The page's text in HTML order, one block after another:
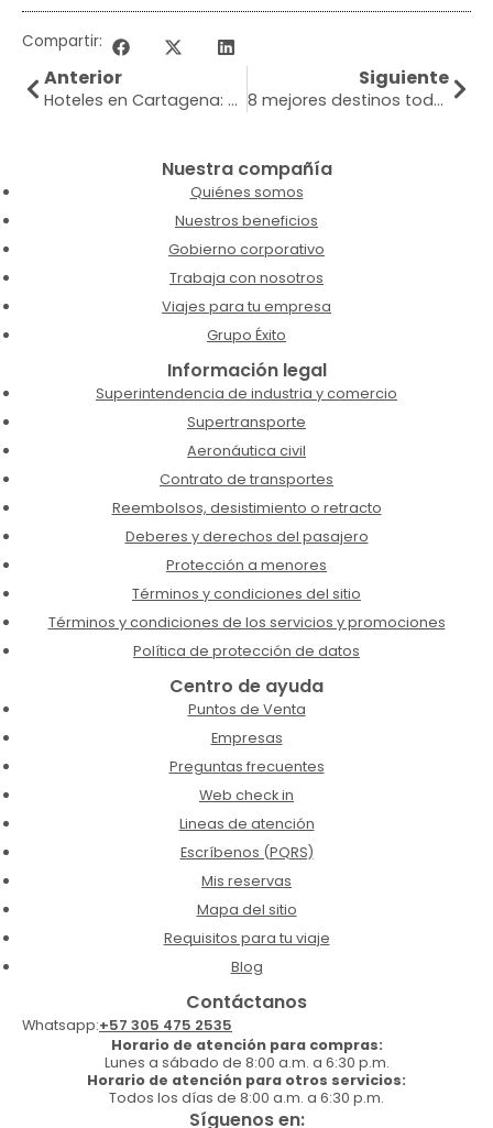
Compartir:
Anterior
Hoteles en Cartagena: cómo elegir bien
Siguiente
8 mejores destinos todo incluido colombianos
Nuestra compañía
Quiénes somos
Nuestros beneficios
Gobierno corporativo
Trabaja con nosotros
Viajes para tu empresa
Grupo Éxito
Información legal
Superintendencia de industria y comercio
Supertransporte
Aeronáutica civil
Contrato de transportes
Reembolsos, desistimiento o retracto
Deberes y derechos del pasajero
Protección a menores
Términos y condiciones del sitio
Términos y condiciones de los servicios y promociones
Política de protección de datos
Centro de ayuda
Puntos de Venta
Empresas
Preguntas frecuentes
Web check in
Lineas de atención
Escríbenos (PQRS)
Mis reservas
Mapa del sitio
Requisitos para tu viaje
Blog
Contáctanos
Whatsapp:+57 305 475 2535
Horario de atención para compras:
Lunes a sábado de 8:00 a.m. a 6:30 p.m.
Horario de atención para otros servicios:
Todos los días de 8:00 a.m. a 6:30 p.m.
Síguenos en: